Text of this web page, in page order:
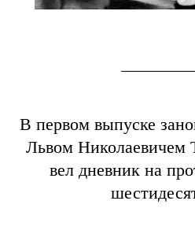
В первом выпуске
Львом Николаевичем
вел дневник на